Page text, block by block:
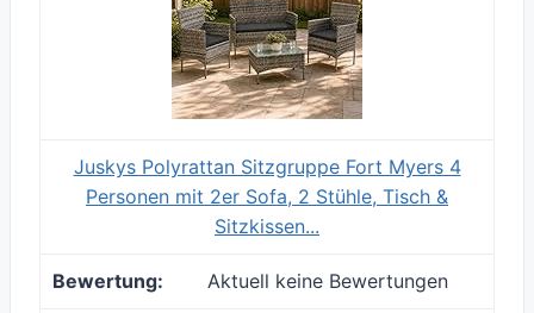
Juskys Polyrattan Sitzgruppe Fort Myers 4
Personen mit 2er Sofa, 2 Stühle, Tisch &
Sitzkissen...
Aktuell keine Bewertungen